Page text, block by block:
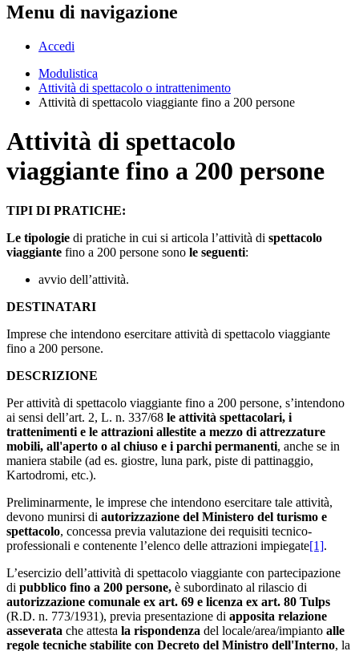
Menu di navigazione
Accedi
Modulistica
Attività di spettacolo o intrattenimento
Attività di spettacolo viaggiante fino a 200 persone
Attività di spettacolo
viaggiante fino a 200 persone
TIPI DI PRATICHE:
Le tipologie di pratiche in cui si articola l’attività di spettacolo
viaggiante fino a 200 persone sono le seguenti:
avvio dell’attività.
DESTINATARI
Imprese che intendono esercitare attività di spettacolo viaggiante
fino a 200 persone.
DESCRIZIONE
Per attività di spettacolo viaggiante fino a 200 persone, s’intendono
ai sensi dell’art. 2, L. n. 337/68 le attività spettacolari, i
trattenimenti e le attrazioni allestite a mezzo di attrezzature
mobili, all'aperto o al chiuso e i parchi permanenti, anche se in
maniera stabile (ad es. giostre, luna park, piste di pattinaggio,
Kartodromi, etc.).
Preliminarmente, le imprese che intendono esercitare tale attività,
devono munirsi di autorizzazione del Ministero del turismo e
spettacolo, concessa previa valutazione dei requisiti tecnico-
professionali e contenente l’elenco delle attrazioni impiegate[1].
L’esercizio dell’attività di spettacolo viaggiante con partecipazione
di pubblico fino a 200 persone, è subordinato al rilascio di
autorizzazione comunale ex art. 69 e licenza ex art. 80 Tulps
(R.D. n. 773/1931), previa presentazione di apposita relazione
asseverata che attesta la rispondenza del locale/area/impianto alle
regole tecniche stabilite con Decreto del Ministro dell'Interno, la